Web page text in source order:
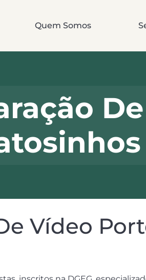
Quem Somos
Vídeo